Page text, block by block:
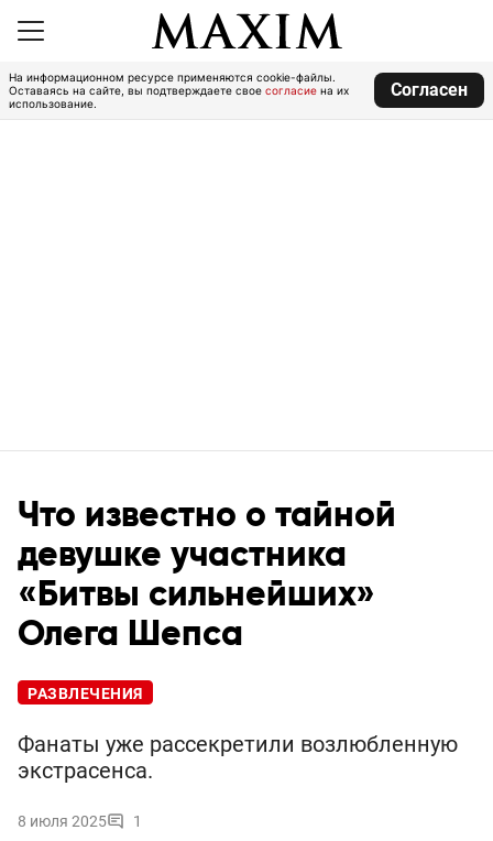
На информационном ресурсе применяются cookie-файлы.
Оставаясь на сайте, вы подтверждаете свое согласие на их
использование.
Согласен
Что известно о тайной
девушке участника
«Битвы сильнейших»
Олега Шепса
РАЗВЛЕЧЕНИЯ
Фанаты уже рассекретили возлюбленную
экстрасенса.
8 июля 2025 1